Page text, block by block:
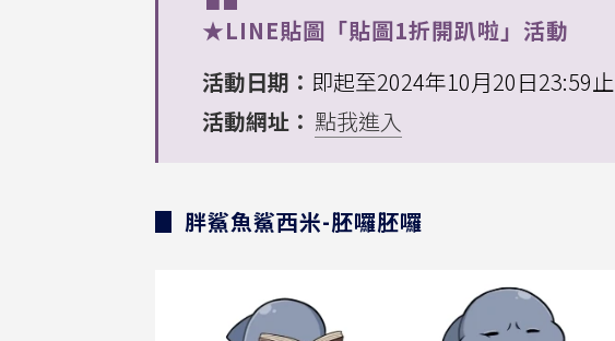
★LINE貼圖「貼圖1折開趴啦」活動
活動日期： 即起至2024年10月20日23:59止
活動網址： 點我進入
▊ 胖鯊魚鯊西米-胚囉胚囉